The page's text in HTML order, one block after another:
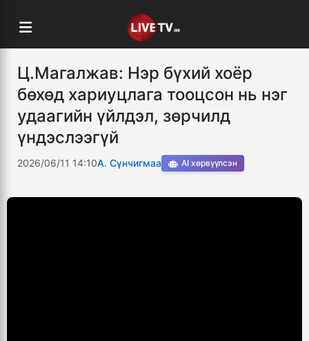
Ц.Магалжав: Нэр бүхий хоёр
бөхөд хариуцлага тооцсон нь нэг
удаагийн үйлдэл, зөрчилд
үндэслээгүй
2026/06/11 14:10А. Сүнчигмаа AI хөрвүүлсэн